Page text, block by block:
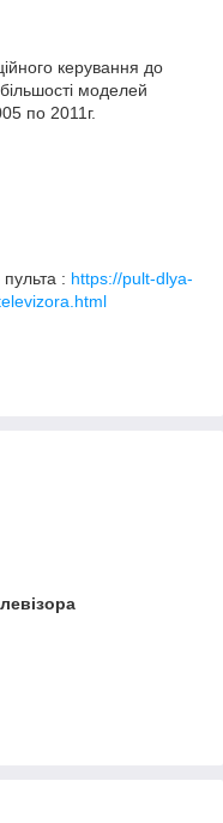
керування до
моделей
по 2011г.
: https://pult-dlya-